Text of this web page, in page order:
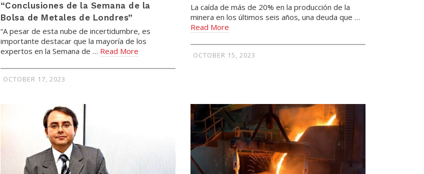
“Conclusiones de la Semana de la
Bolsa de Metales de Londres”
“A pesar de esta nube de incertidumbre, es
importante destacar que la mayoría de los
expertos en la Semana de … Read More
OCTOBER 17, 2023
La caída de más de 20% en la producción de la
minera en los últimos seis años, una deuda que …
Read More
OCTOBER 15, 2023